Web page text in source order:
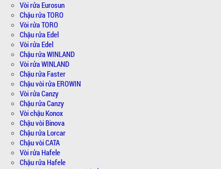
Vòi rửa Eurosun
Chậu rửa TORO
Vòi rửa TORO
Chậu rửa Edel
Vòi rửa Edel
Chậu rửa WINLAND
Vòi rửa WINLAND
Chậu rửa Faster
Chậu vòi rửa EROWIN
Vòi rửa Canzy
Chậu rửa Canzy
Vòi chậu Konox
Chậu vòi Binova
Chậu rửa Lorcar
Chậu vòi CATA
Vòi rửa Hafele
Chậu rửa Hafele